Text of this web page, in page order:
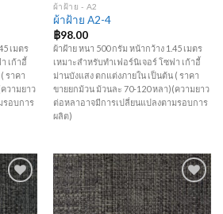
เมตร
เก้าอี้
ราคา
วามยาว
รอบการ
ผ้าฝ้าย - A2
ผ้าฝ้าย A2-4
฿98.00
ผ้าฝ้าย หนา 500 กรัม หน้ากว้าง 1.45 เมตร
เหมาะสำหรับทำเฟอร์นิเจอร์ โซฟา เก้าอี้
ม่านบังแสง ตกแต่งภายใน เป็นต้น ( ราคา
ขายยกม้วน ม้วนละ 70-120 หลา)(ความยาว
ต่อหลาอาจมีการเปลี่ยนแปลงตามรอบการ
ผลิต)